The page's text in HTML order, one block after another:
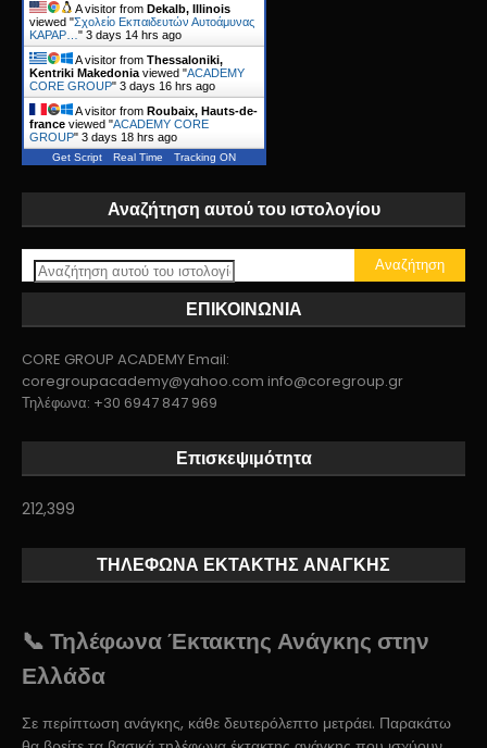
A visitor from Dekalb, Illinois
viewed "Σχολείο Εκπαιδευτών Αυτοάμυνας
KAPAP… " 3 days 14 hrs ago
A visitor from Thessaloniki,
Kentriki Makedonia viewed "ACADEMY
CORE GROUP" 3 days 16 hrs ago
A visitor from Roubaix, Hauts-de-
france viewed "ACADEMY CORE
GROUP" 3 days 18 hrs ago
Get Script Real Time Tracking ON
Αναζήτηση αυτού του ιστολογίου
ΕΠΙΚΟΙΝΩΝΙΑ
CORE GROUP ACADEMY Email:
coregroupacademy@yahoo.com info@coregroup.gr
Τηλέφωνα: +30 6947 847 969
Επισκεψιμότητα
212,399
ΤΗΛΕΦΩΝΑ ΕΚΤΑΚΤΗΣ ΑΝΑΓΚΗΣ
📞 Τηλέφωνα Έκτακτης Ανάγκης στην
Ελλάδα
Σε περίπτωση ανάγκης, κάθε δευτερόλεπτο μετράει. Παρακάτω